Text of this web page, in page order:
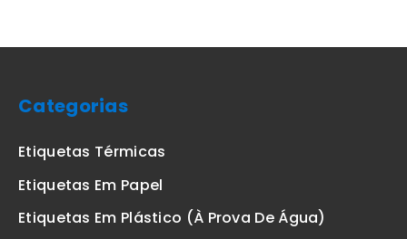
Categorias
Etiquetas Térmicas
Etiquetas Em Papel
Etiquetas Em Plástico (à Prova De Água)